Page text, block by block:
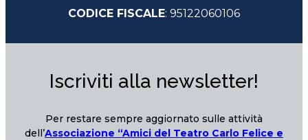
CODICE FISCALE: 95122060106
Iscriviti alla newsletter!
Per restare sempre aggiornato sulle attività
dell’Associazione “Amici del Teatro Carlo Felice e